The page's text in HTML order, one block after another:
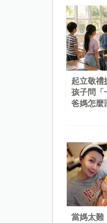
起立敬禮
孩子問「
爸媽怎麼
當媽太難